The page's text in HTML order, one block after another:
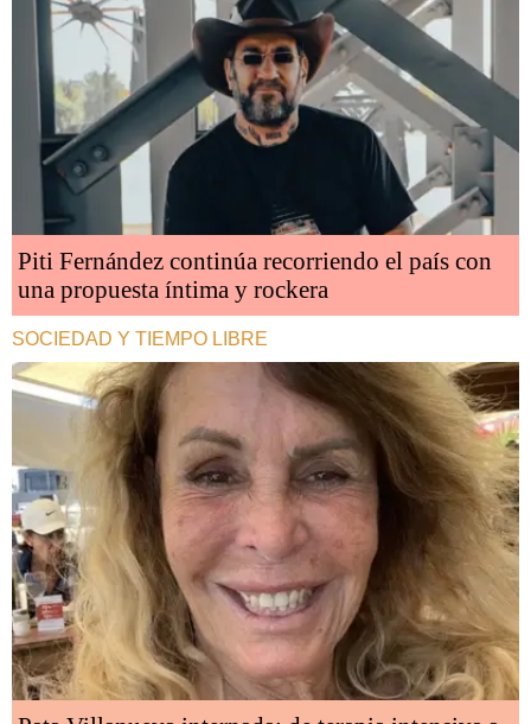
Piti Fernández continúa recorriendo el país con
una propuesta íntima y rockera
SOCIEDAD Y TIEMPO LIBRE